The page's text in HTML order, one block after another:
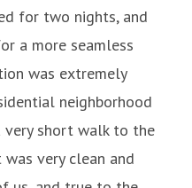
for two nights, and
a more seamless
was extremely
neighborhood
short walk to the
very clean and